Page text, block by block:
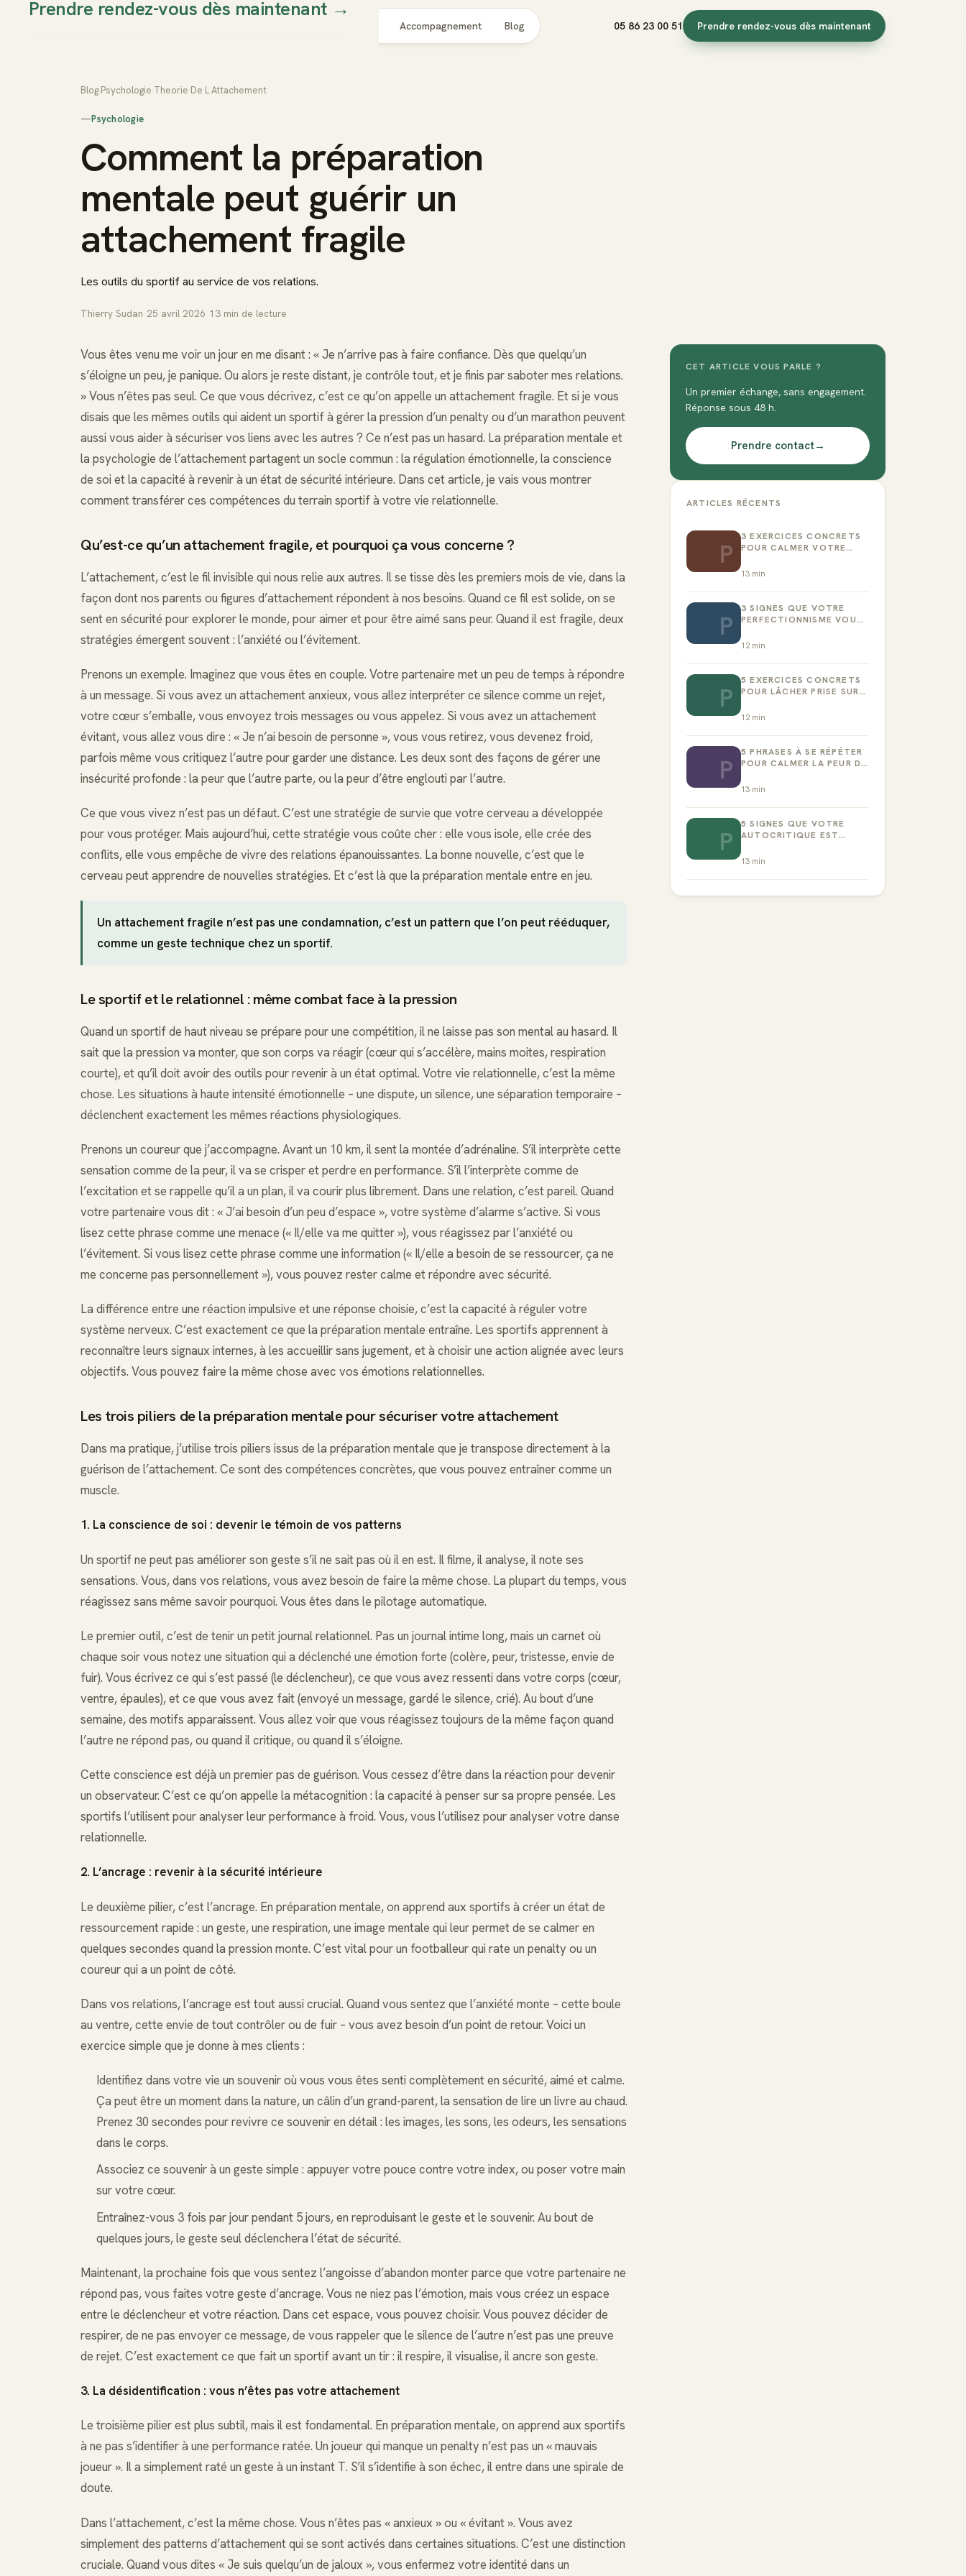
Accompagnement Blog 05 86 23 00 51 Prendre rendez-vous dès maintenant
Prendre rendez-vous dès maintenant→
Blog Psychologie Theorie De L Attachement
—Psychologie
Comment la préparation
mentale peut guérir un
attachement fragile
Les outils du sportif au service de vos relations.
Thierry Sudan 25 avril 2026 13 min de lecture
Vous êtes venu me voir un jour en me disant : « Je n’arrive pas à faire confiance. Dès que quelqu’un
s’éloigne un peu, je panique. Ou alors je reste distant, je contrôle tout, et je finis par saboter mes relations.
» Vous n’êtes pas seul. Ce que vous décrivez, c’est ce qu’on appelle un attachement fragile. Et si je vous
disais que les mêmes outils qui aident un sportif à gérer la pression d’un penalty ou d’un marathon peuvent
aussi vous aider à sécuriser vos liens avec les autres ? Ce n’est pas un hasard. La préparation mentale et
la psychologie de l’attachement partagent un socle commun : la régulation émotionnelle, la conscience
de soi et la capacité à revenir à un état de sécurité intérieure. Dans cet article, je vais vous montrer
comment transférer ces compétences du terrain sportif à votre vie relationnelle.
Qu’est-ce qu’un attachement fragile, et pourquoi ça vous concerne ?
L’attachement, c’est le fil invisible qui nous relie aux autres. Il se tisse dès les premiers mois de vie, dans la
façon dont nos parents ou figures d’attachement répondent à nos besoins. Quand ce fil est solide, on se
sent en sécurité pour explorer le monde, pour aimer et pour être aimé sans peur. Quand il est fragile, deux
stratégies émergent souvent : l’anxiété ou l’évitement.
Prenons un exemple. Imaginez que vous êtes en couple. Votre partenaire met un peu de temps à répondre
à un message. Si vous avez un attachement anxieux, vous allez interpréter ce silence comme un rejet,
votre cœur s’emballe, vous envoyez trois messages ou vous appelez. Si vous avez un attachement
évitant, vous allez vous dire : « Je n’ai besoin de personne », vous vous retirez, vous devenez froid,
parfois même vous critiquez l’autre pour garder une distance. Les deux sont des façons de gérer une
insécurité profonde : la peur que l’autre parte, ou la peur d’être englouti par l’autre.
Ce que vous vivez n’est pas un défaut. C’est une stratégie de survie que votre cerveau a développée
pour vous protéger. Mais aujourd’hui, cette stratégie vous coûte cher : elle vous isole, elle crée des
conflits, elle vous empêche de vivre des relations épanouissantes. La bonne nouvelle, c’est que le
cerveau peut apprendre de nouvelles stratégies. Et c’est là que la préparation mentale entre en jeu.
Un attachement fragile n’est pas une condamnation, c’est un pattern que l’on peut rééduquer,
comme un geste technique chez un sportif.
Le sportif et le relationnel : même combat face à la pression
Quand un sportif de haut niveau se prépare pour une compétition, il ne laisse pas son mental au hasard. Il
sait que la pression va monter, que son corps va réagir (cœur qui s’accélère, mains moites, respiration
courte), et qu’il doit avoir des outils pour revenir à un état optimal. Votre vie relationnelle, c’est la même
chose. Les situations à haute intensité émotionnelle – une dispute, un silence, une séparation temporaire –
déclenchent exactement les mêmes réactions physiologiques.
Prenons un coureur que j’accompagne. Avant un 10 km, il sent la montée d’adrénaline. S’il interprète cette
sensation comme de la peur, il va se crisper et perdre en performance. S’il l’interprète comme de
l’excitation et se rappelle qu’il a un plan, il va courir plus librement. Dans une relation, c’est pareil. Quand
votre partenaire vous dit : « J’ai besoin d’un peu d’espace », votre système d’alarme s’active. Si vous
lisez cette phrase comme une menace (« Il/elle va me quitter »), vous réagissez par l’anxiété ou
l’évitement. Si vous lisez cette phrase comme une information (« Il/elle a besoin de se ressourcer, ça ne
me concerne pas personnellement »), vous pouvez rester calme et répondre avec sécurité.
La différence entre une réaction impulsive et une réponse choisie, c’est la capacité à réguler votre
système nerveux. C’est exactement ce que la préparation mentale entraîne. Les sportifs apprennent à
reconnaître leurs signaux internes, à les accueillir sans jugement, et à choisir une action alignée avec leurs
objectifs. Vous pouvez faire la même chose avec vos émotions relationnelles.
Les trois piliers de la préparation mentale pour sécuriser votre attachement
Dans ma pratique, j’utilise trois piliers issus de la préparation mentale que je transpose directement à la
guérison de l’attachement. Ce sont des compétences concrètes, que vous pouvez entraîner comme un
muscle.
1. La conscience de soi : devenir le témoin de vos patterns
Un sportif ne peut pas améliorer son geste s’il ne sait pas où il en est. Il filme, il analyse, il note ses
sensations. Vous, dans vos relations, vous avez besoin de faire la même chose. La plupart du temps, vous
réagissez sans même savoir pourquoi. Vous êtes dans le pilotage automatique.
Le premier outil, c’est de tenir un petit journal relationnel. Pas un journal intime long, mais un carnet où
chaque soir vous notez une situation qui a déclenché une émotion forte (colère, peur, tristesse, envie de
fuir). Vous écrivez ce qui s’est passé (le déclencheur), ce que vous avez ressenti dans votre corps (cœur,
ventre, épaules), et ce que vous avez fait (envoyé un message, gardé le silence, crié). Au bout d’une
semaine, des motifs apparaissent. Vous allez voir que vous réagissez toujours de la même façon quand
l’autre ne répond pas, ou quand il critique, ou quand il s’éloigne.
Cette conscience est déjà un premier pas de guérison. Vous cessez d’être dans la réaction pour devenir
un observateur. C’est ce qu’on appelle la métacognition : la capacité à penser sur sa propre pensée. Les
sportifs l’utilisent pour analyser leur performance à froid. Vous, vous l’utilisez pour analyser votre danse
relationnelle.
2. L’ancrage : revenir à la sécurité intérieure
Le deuxième pilier, c’est l’ancrage. En préparation mentale, on apprend aux sportifs à créer un état de
ressourcement rapide : un geste, une respiration, une image mentale qui leur permet de se calmer en
quelques secondes quand la pression monte. C’est vital pour un footballeur qui rate un penalty ou un
coureur qui a un point de côté.
Dans vos relations, l’ancrage est tout aussi crucial. Quand vous sentez que l’anxiété monte – cette boule
au ventre, cette envie de tout contrôler ou de fuir – vous avez besoin d’un point de retour. Voici un
exercice simple que je donne à mes clients :
Identifiez dans votre vie un souvenir où vous vous êtes senti complètement en sécurité, aimé et calme.
Ça peut être un moment dans la nature, un câlin d’un grand-parent, la sensation de lire un livre au chaud.
Prenez 30 secondes pour revivre ce souvenir en détail : les images, les sons, les odeurs, les sensations
dans le corps.
Associez ce souvenir à un geste simple : appuyer votre pouce contre votre index, ou poser votre main
sur votre cœur.
Entraînez-vous 3 fois par jour pendant 5 jours, en reproduisant le geste et le souvenir. Au bout de
quelques jours, le geste seul déclenchera l’état de sécurité.
Maintenant, la prochaine fois que vous sentez l’angoisse d’abandon monter parce que votre partenaire ne
répond pas, vous faites votre geste d’ancrage. Vous ne niez pas l’émotion, mais vous créez un espace
entre le déclencheur et votre réaction. Dans cet espace, vous pouvez choisir. Vous pouvez décider de
respirer, de ne pas envoyer ce message, de vous rappeler que le silence de l’autre n’est pas une preuve
de rejet. C’est exactement ce que fait un sportif avant un tir : il respire, il visualise, il ancre son geste.
3. La désidentification : vous n’êtes pas votre attachement
Le troisième pilier est plus subtil, mais il est fondamental. En préparation mentale, on apprend aux sportifs
à ne pas s’identifier à une performance ratée. Un joueur qui manque un penalty n’est pas un « mauvais
joueur ». Il a simplement raté un geste à un instant T. S’il s’identifie à son échec, il entre dans une spirale de
doute.
Dans l’attachement, c’est la même chose. Vous n’êtes pas « anxieux » ou « évitant ». Vous avez
simplement des patterns d’attachement qui se sont activés dans certaines situations. C’est une distinction
cruciale. Quand vous dites « Je suis quelqu’un de jaloux », vous enfermez votre identité dans un
CET ARTICLE VOUS PARLE ?
Un premier échange, sans engagement.
Réponse sous 48 h.
Prendre contact→
ARTICLES RÉCENTS
P
3 EXERCICES CONCRETS
POUR CALMER VOTRE
13 min
P
3 SIGNES QUE VOTRE
PERFECTIONNISME VOUS
12min
P
5 EXERCICES CONCRETS
POUR LÂCHER PRISE SUR
12min
P
5 PHRASES À SE RÉPÉTER
POUR CALMER LA PEUR DE
13 min
P
5 SIGNES QUE VOTRE
AUTOCRITIQUE EST
13 min